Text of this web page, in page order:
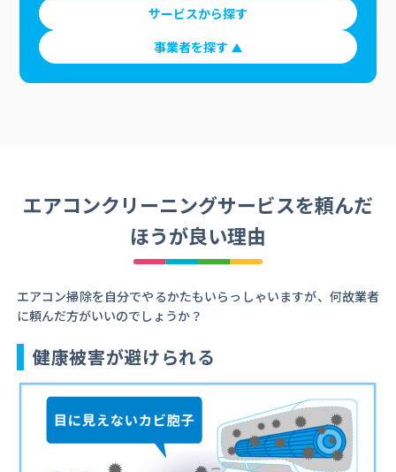
サービスから探す
事業者を探す
エアコンクリーニングサービスを頼んだ
ほうが良い理由
エアコン掃除を自分でやるかたもいらっしゃいますが、何故業者
に頼んだ方がいいのでしょうか？
健康被害が避けられる